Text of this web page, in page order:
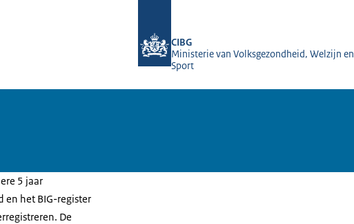
CIBG
Ministerie van Volksgezondheid, Welzijn en
Sport
5 jaar
en het BIG-register
De